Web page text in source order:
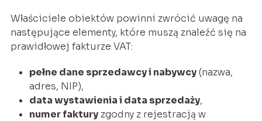
Właściciele obiektów powinni zwrócić uwagę na
następujące elementy, które muszą znaleźć się na
prawidłowej fakturze VAT:
pełne dane sprzedawcy i nabywcy(nazwa,
adres, NIP),
data wystawienia i data sprzedaży,
numer fakturyzgodny z rejestracją w